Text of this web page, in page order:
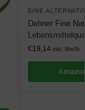
EINE
Dehner Fine
€19,14 inkl. MwSt.